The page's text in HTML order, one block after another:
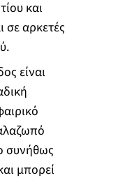
και
σε αρκετές
είναι
συνήθως
μπορεί